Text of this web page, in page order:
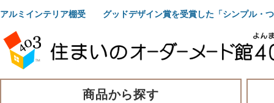
アルミインテリア棚受 グッドデザイン賞を受賞した「シンプル・つ
商品から探す